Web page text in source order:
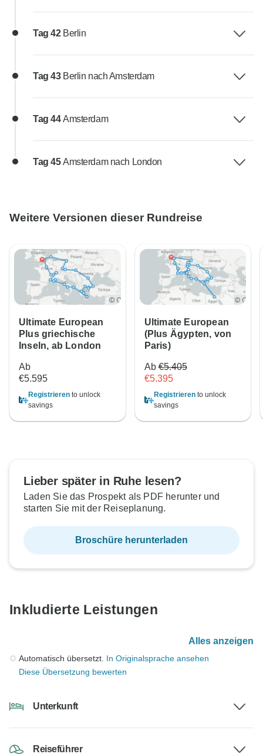
Tag 42 Berlin
Tag 43 Berlin nach Amsterdam
Tag 44Amsterdam
Tag 45Amsterdam nach London
Weitere Versionen dieser Rundreise
Ultimate European
Plus griechische
Inseln, ab London
Ab
€5.595
Registrieren to unlock
savings
Ultimate European
(Plus Ägypten, von
Paris)
Ab€5.405
€5.395
Registrierento unlock
savings
Lieber später in Ruhe lesen?
Laden Sie das Prospekt als PDF herunter und
starten Sie mit der Reiseplanung.
Broschüre herunterladen
Inkludierte Leistungen
Alles anzeigen
Automatisch übersetzt. In Originalsprache ansehen
Diese Übersetzung bewerten
Unterkunft
Reiseführer